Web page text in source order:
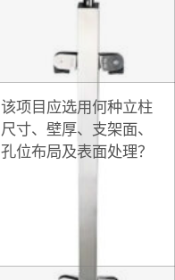
该项目应选用何种立柱
尺寸、壁厚、支架面、
孔位布局及表面处理？